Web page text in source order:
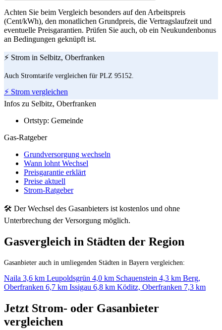
Achten Sie beim Vergleich besonders auf den Arbeitspreis
(Cent/kWh), den monatlichen Grundpreis, die Vertragslaufzeit und
eventuelle Preisgarantien. Prüfen Sie auch, ob ein Neukundenbonus
an Bedingungen geknüpft ist.
⚡ Strom in Selbitz, Oberfranken
Auch Stromtarife vergleichen für PLZ 95152.
⚡ Strom vergleichen
Infos zu Selbitz, Oberfranken
Ortstyp: Gemeinde
Gas-Ratgeber
Grundversorgung wechseln
Wann lohnt Wechsel
Preisgarantie erklärt
Preise aktuell
Strom-Ratgeber
🛠 Der Wechsel des Gasanbieters ist kostenlos und ohne
Unterbrechung der Versorgung möglich.
Gasvergleich in Städten der Region
Gasanbieter auch in umliegenden Städten in Bayern vergleichen:
Naila 3,6 km Leupoldsgrün 4,0 km Schauenstein 4,3 km Berg,
Oberfranken 6,7 km Issigau 6,8 km Köditz, Oberfranken 7,3 km
Jetzt Strom- oder Gasanbieter
vergleichen